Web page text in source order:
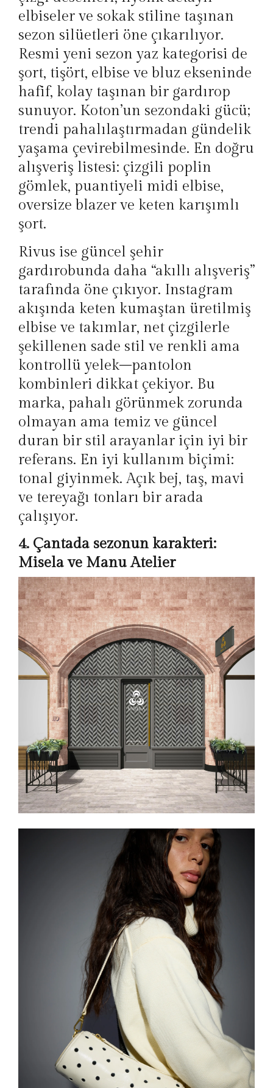
elbiseler ve sokak stiline taşınan
sezon silüetleri öne çıkarılıyor.
Resmi yeni sezon yaz kategorisi de
şort, tişört, elbise ve bluz ekseninde
hafif, kolay taşınan bir gardırop
sunuyor. Koton’un sezondaki gücü;
trendi pahalılaştırmadan gündelik
yaşama çevirebilmesinde. En doğru
alışveriş listesi: çizgili poplin
gömlek, puantiyeli midi elbise,
oversize blazer ve keten karışımlı
şort.
Rivus ise güncel şehir
gardırobunda daha “akıllı alışveriş”
tarafında öne çıkıyor. Instagram
akışında keten kumaştan üretilmiş
elbise ve takımlar, net çizgilerle
şekillenen sade stil ve renkli ama
kontrollü yelek–pantolon
kombinleri dikkat çekiyor. Bu
marka, pahalı görünmek zorunda
olmayan ama temiz ve güncel
duran bir stil arayanlar için iyi bir
referans. En iyi kullanım biçimi:
tonal giyinmek. Açık bej, taş, mavi
ve tereyağı tonları bir arada
çalışıyor.
4. Çantada sezonun karakteri:
Misela ve Manu Atelier